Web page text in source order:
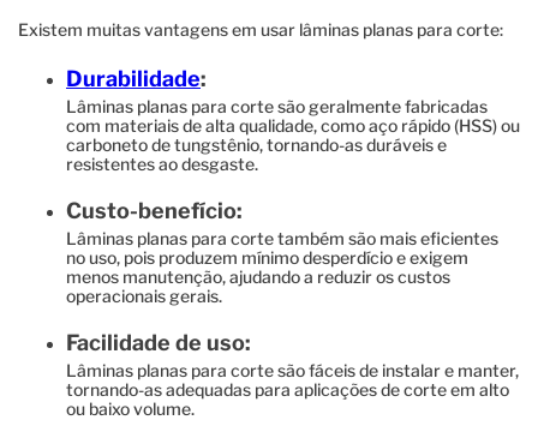
Existem muitas vantagens em usar lâminas planas para corte:
Durabilidade:
Lâminas planas para corte são geralmente fabricadas
com materiais de alta qualidade, como aço rápido (HSS) ou
carboneto de tungstênio, tornando-as duráveis e
resistentes ao desgaste.
Custo-benefício:
Lâminas planas para corte também são mais eficientes
no uso, pois produzem mínimo desperdício e exigem
menos manutenção, ajudando a reduzir os custos
operacionais gerais.
Facilidade de uso:
Lâminas planas para corte são fáceis de instalar e manter,
tornando-as adequadas para aplicações de corte em alto
ou baixo volume.